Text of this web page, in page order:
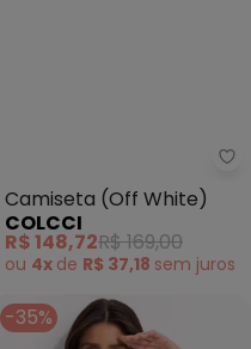
Jeans - Camiseta
Camiseta (Off White)
COLCCI
R$ 148,72R$ 169,00
ou 4x de R$ 37,18 semjuros
-35%